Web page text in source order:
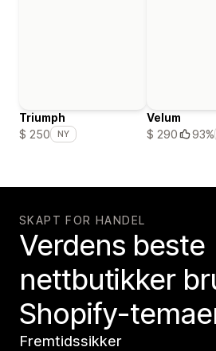
Triumph
$ 250
NY
Velum
$ 290
93%
SKAPT FOR HANDEL
Verdens beste
nettbutikker
Shopify-
Fremtidssikker